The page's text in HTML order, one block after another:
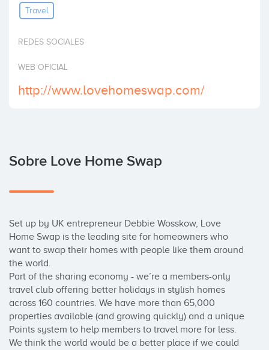
Invertir
Travel
REDES SOCIALES
WEB OFICIAL
http://www.lovehomeswap.com/
Sobre Love Home Swap
Set up by UK entrepreneur Debbie Wosskow, Love
Home Swap is the leading site for homeowners who
want to swap their homes with people like them around
the world.
Part of the sharing economy - we’re a members-only
travel club offering better holidays in stylish homes
across 160 countries. We have more than 65,000
properties available (and growing quickly) and a unique
Points system to help members to travel more for less.
We think the world would be a better place if we could